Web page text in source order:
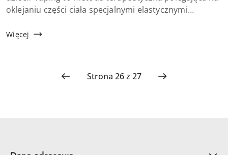
oklejaniu części ciała specjalnymi elastycznymi
medycyny, w tym w rehabilitacji. Taping ...
Więcej